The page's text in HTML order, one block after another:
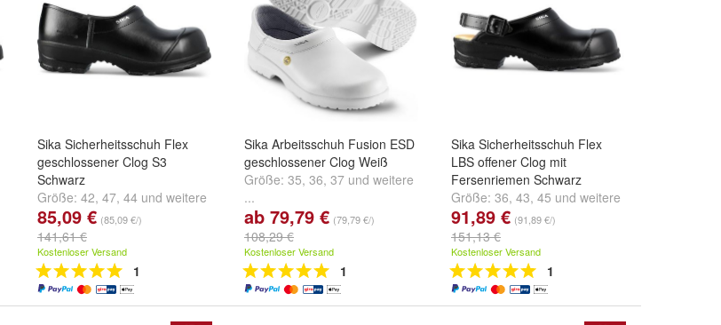
Sika Sicherheitsschuh Flex
geschlossener Clog S3
Schwarz
Größe: 42, 47, 44 und weitere
...
85,09 € (85,09 €/)
141,61 €
Kostenloser Versand
1
Sika Arbeitsschuh Fusion ESD
geschlossener Clog Weiß
Größe: 35, 36, 37 und weitere
...
ab 79,79 € (79,79 €/)
108,29 €
Kostenloser Versand
1
Sika Sicherheitsschuh Flex
LBS offener Clog mit
Fersenriemen Schwarz
Größe: 36, 43, 45 und weitere
...
91,89 € (91,89 €/)
151,13 €
Kostenloser Versand
1